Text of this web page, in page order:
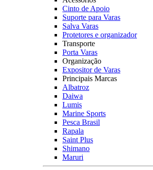
Cinto de Apoio
Suporte para Varas
Salva Varas
Protetores e organizador
Transporte
Porta Varas
Organização
Expositor de Varas
Principais Marcas
Albatroz
Daiwa
Lumis
Marine Sports
Pesca Brasil
Rapala
Saint Plus
Shimano
Maruri